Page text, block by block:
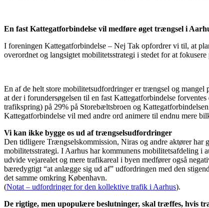
En fast Kattegatforbindelse vil medføre øget trængsel i
I foreningen Kattegatforbindelse – Nej Tak opfordrer vi til, at
overordnet og langsigtet mobilitetsstrategi i stedet for at
En af de helt store mobilitetsudfordringer er trængsel og
at der i forundersøgelsen til en fast Kattegatforbindelse
trafikspring) på 29% på Storebæltsbroen og
Kattegatforbindelse vil med andre ord animere til endnu mere
Vi kan ikke bygge os ud af trængselsudfordringer
Den tidligere Trængselskommission, Niras og andre aktører
mobilitetsstrategi. I Aarhus har kommunens mobilitetsafdeling i
udvide vejarealet og mere trafikareal i byen medfører også
bæredygtigt “at anlægge sig ud af” udfordringen med den
det samme omkring København.
(Notat – udfordringer for den kollektive trafik i Aarhus).
De rigtige, men upopulære beslutninger, skal træffes, hvis